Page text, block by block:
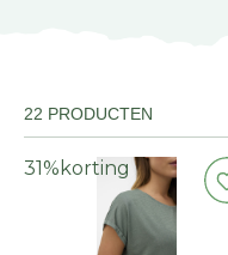
22 PRODUCTEN
31% korting